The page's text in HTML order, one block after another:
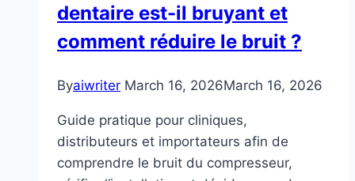
dentaire est-il bruyant et
comment réduire le bruit ?
Byaiwriter March 16, 2026March 16, 2026
Guide pratique pour cliniques,
distributeurs et importateurs afin de
comprendre le bruit du compresseur,